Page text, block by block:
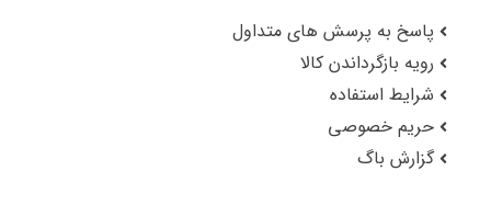
پاسخ به پرسش های متداول
رویه بازگرداندن کالا
شرایط استفاده
حریم خصوصی
گزارش باگ